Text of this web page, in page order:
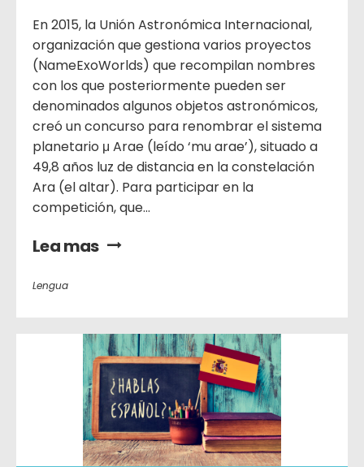
En 2015, la Unión Astronómica Internacional,
organización que gestiona varios proyectos
(NameExoWorlds) que recompilan nombres
con los que posteriormente pueden ser
denominados algunos objetos astronómicos,
creó un concurso para renombrar el sistema
planetario μ Arae (leído ‘mu arae’), situado a
49,8 años luz de distancia en la constelación
Ara (el altar). Para participar en la
competición, que...
Lea mas
Lengua